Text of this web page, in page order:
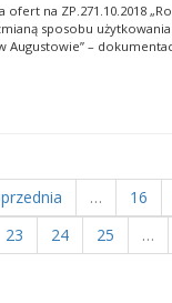
ofert na ZP.271.10.2018
sposobu
Augustowie” –
… 16
23 24 25 …